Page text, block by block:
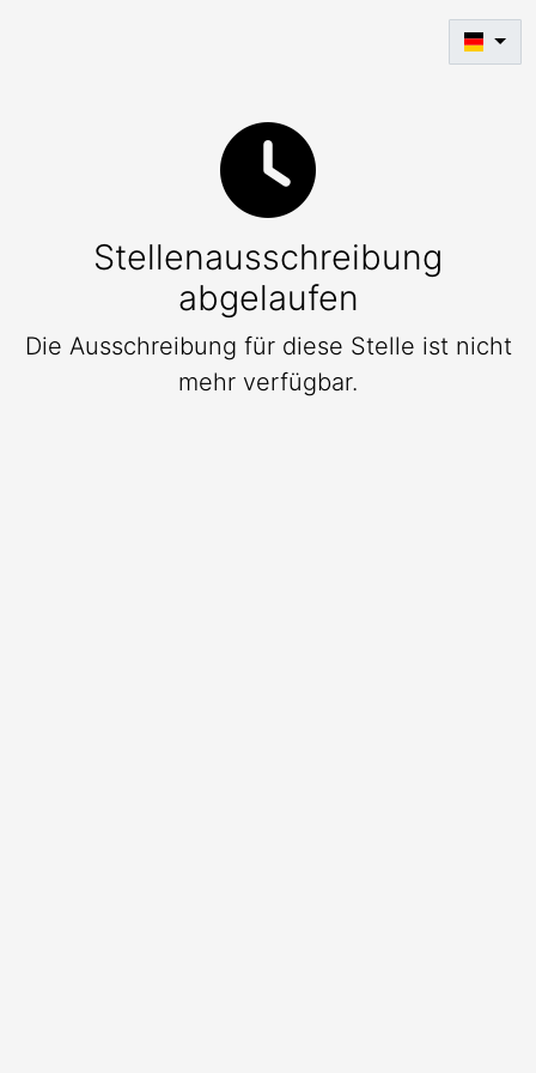
Stellenausschreibung
abgelaufen
Die Ausschreibung für diese Stelle ist nicht
mehr verfügbar.